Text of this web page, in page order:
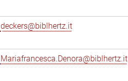
deckers@biblhertz.it
Mariafrancesca.Denora@biblhertz.it